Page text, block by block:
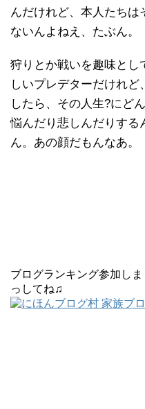
んだけれど、本人たちは
ないんよねえ、たぶん。
狩りとか戦いを趣味とし
しいプレデターだけれど
したら、その人生?にど
悩んだり悲しんだりする
ん。あの顔だもんなあ。
ブログランキング参加し
っしてね♫